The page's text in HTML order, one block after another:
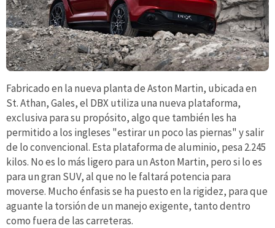
Fabricado en la nueva planta de Aston Martin, ubicada en
St. Athan, Gales, el DBX utiliza una nueva plataforma,
exclusiva para su propósito, algo que también les ha
permitido a los ingleses "estirar un poco las piernas" y salir
de lo convencional. Esta plataforma de aluminio, pesa 2.245
kilos. No es lo más ligero para un Aston Martin, pero si lo es
para un gran SUV, al que no le faltará potencia para
moverse. Mucho énfasis se ha puesto en la rigidez, para que
aguante la torsión de un manejo exigente, tanto dentro
como fuera de las carreteras.